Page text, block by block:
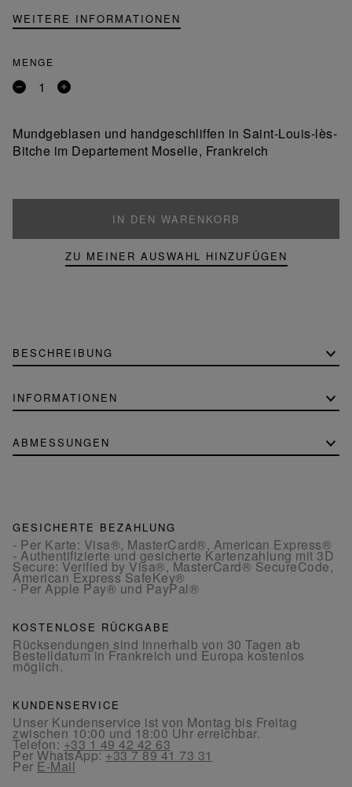
WEITERE INFORMATIONEN
MENGE
Entfernen
Produkt
Ein
Mundgeblasen und handgeschliffen in Saint-Louis-lès-
Bitche im Departement Moselle, Frankreich
IN DEN WARENKORB
ZU MEINER AUSWAHL HINZUFÜGEN
BESCHREIBUNG
INFORMATIONEN
ABMESSUNGEN
GESICHERTE BEZAHLUNG
- Per Karte: Visa®, MasterCard®, American Express®
- Authentifizierte und gesicherte Kartenzahlung mit 3D
Secure: Verified by Visa®, MasterCard® SecureCode,
American Express SafeKey®
- Per Apple Pay® und PayPal®
KOSTENLOSE RÜCKGABE
Rücksendungen sind innerhalb von 30 Tagen ab
Bestelldatum in Frankreich und Europa kostenlos
möglich.
KUNDENSERVICE
Unser Kundenservice ist von Montag bis Freitag
zwischen 10:00 und 18:00 Uhr erreichbar.
Telefon:+33 1 49 42 42 63
Per WhatsApp:+33 7 89 41 73 31
Per E-Mail